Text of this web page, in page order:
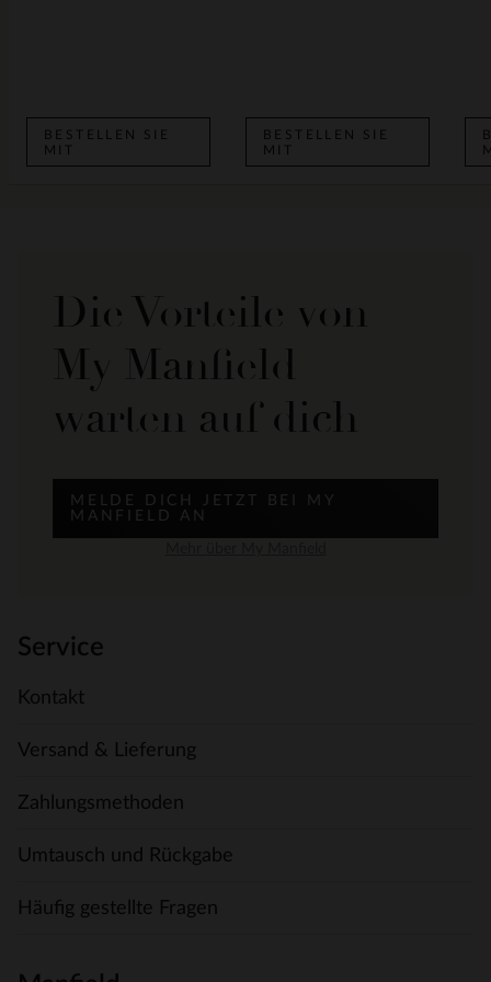
BESTELLEN SIE
MIT
BESTELLEN SIE
MIT
Die Vorteile von
My Manfield
warten auf dich
MELDE DICH JETZT BEI MY
MANFIELD AN
Service
Kontakt
Versand & Lieferung
Zahlungsmethoden
Umtausch und Rückgabe
Häufig gestellte Fragen